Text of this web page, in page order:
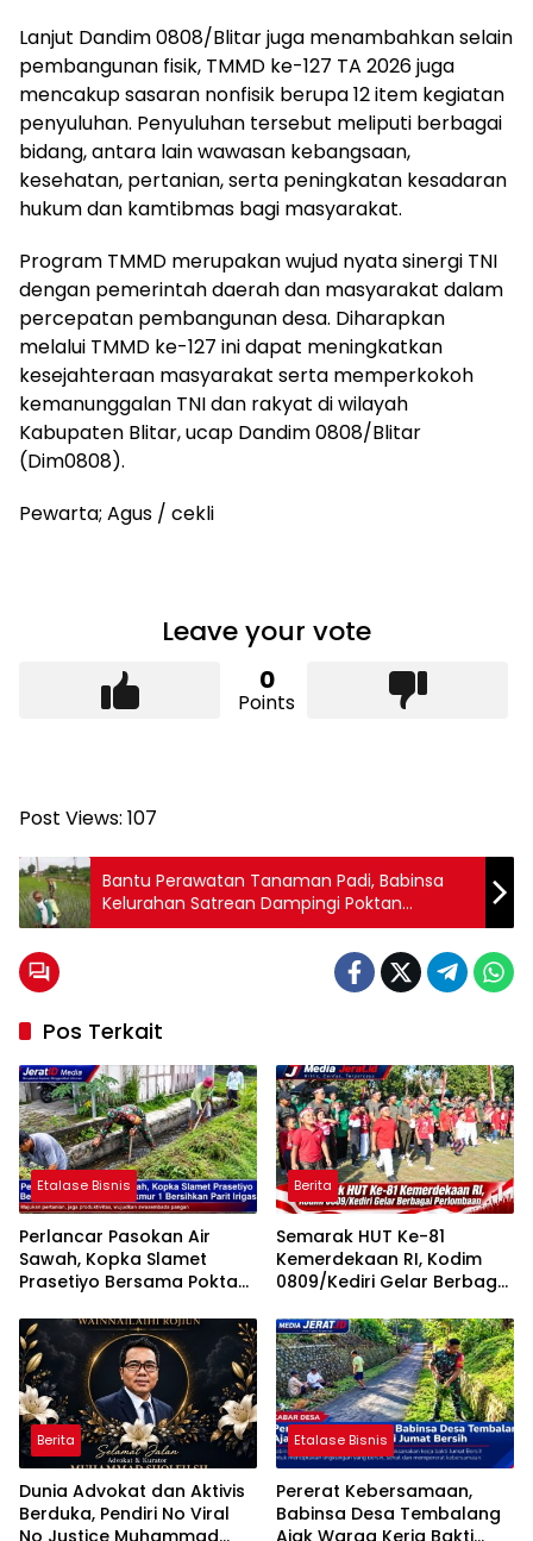
Lanjut Dandim 0808/Blitar juga menambahkan selain
pembangunan fisik, TMMD ke-127 TA 2026 juga
mencakup sasaran nonfisik berupa 12 item kegiatan
penyuluhan. Penyuluhan tersebut meliputi berbagai
bidang, antara lain wawasan kebangsaan,
kesehatan, pertanian, serta peningkatan kesadaran
hukum dan kamtibmas bagi masyarakat.
Program TMMD merupakan wujud nyata sinergi TNI
dengan pemerintah daerah dan masyarakat dalam
percepatan pembangunan desa. Diharapkan
melalui TMMD ke-127 ini dapat meningkatkan
kesejahteraan masyarakat serta memperkokoh
kemanunggalan TNI dan rakyat di wilayah
Kabupaten Blitar, ucap Dandim 0808/Blitar
(Dim0808).
Pewarta; Agus / cekli
Leave your vote
0
Points
Post Views: 107
Bantu Perawatan Tanaman Padi, Babinsa
Kelurahan Satrean Dampingi Poktan
Kembang Kuning
Pos Terkait
Etalase Bisnis
Perlancar Pasokan Air
Sawah, Kopka Slamet
Prasetiyo Bersama Poktan
Parit Irigasi
Berita
Semarak HUT Ke-81
Kemerdekaan RI, Kodim
0809/Kediri Gelar Berbagai
Berita
Dunia Advokat dan Aktivis
Berduka, Pendiri No Viral
No Justice Muhammad
Etalase Bisnis
Pererat Kebersamaan,
Babinsa Desa Tembalang
Ajak Warga Kerja Bakti